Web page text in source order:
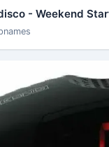
- Weekend